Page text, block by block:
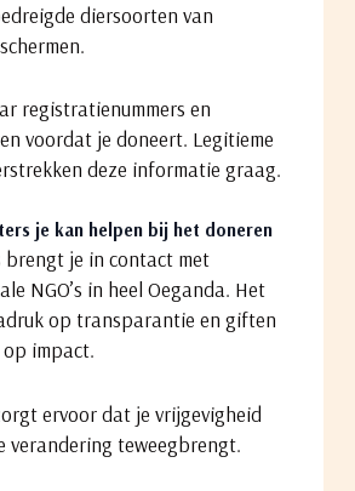
diersoorten van
registratienummers en
voordat je doneert. Legitieme
deze informatie graag.
je kan helpen bij het doneren
je in contact met
NGO’s in heel Oeganda. Het
op transparantie en giften
impact.
ervoor dat je vrijgevigheid
verandering teweegbrengt.